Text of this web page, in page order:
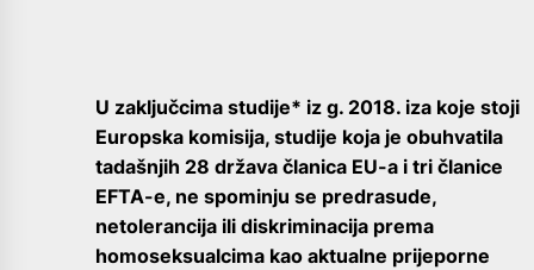
U zaključcima studije* iz g. 2018. iza koje stoji
Europska komisija, studije koja je obuhvatila
tadašnjih 28 država članica EU-a i tri članice
EFTA-e, ne spominju se predrasude,
netolerancija ili diskriminacija prema
homoseksualcima kao aktualne prijeporne